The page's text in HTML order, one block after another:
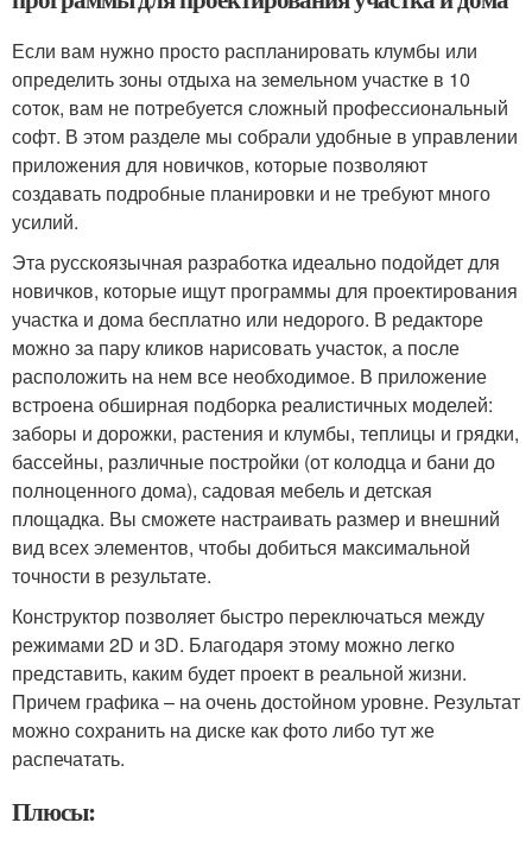
Если вам нужно просто распланировать клумбы или
определить зоны отдыха на земельном участке в 10
соток, вам не потребуется сложный профессиональный
софт. В этом разделе мы собрали удобные в управлении
приложения для новичков, которые позволяют
создавать подробные планировки и не требуют много
усилий.
Эта русскоязычная разработка идеально подойдет для
новичков, которые ищут программы для проектирования
участка и дома бесплатно или недорого. В редакторе
можно за пару кликов нарисовать участок, а после
расположить на нем все необходимое. В приложение
встроена обширная подборка реалистичных моделей:
заборы и дорожки, растения и клумбы, теплицы и грядки,
бассейны, различные постройки (от колодца и бани до
полноценного дома), садовая мебель и детская
площадка. Вы сможете настраивать размер и внешний
вид всех элементов, чтобы добиться максимальной
точности в результате.
Конструктор позволяет быстро переключаться между
режимами 2D и 3D. Благодаря этому можно легко
представить, каким будет проект в реальной жизни.
Причем графика – на очень достойном уровне. Результат
можно сохранить на диске как фото либо тут же
распечатать.
Плюсы: